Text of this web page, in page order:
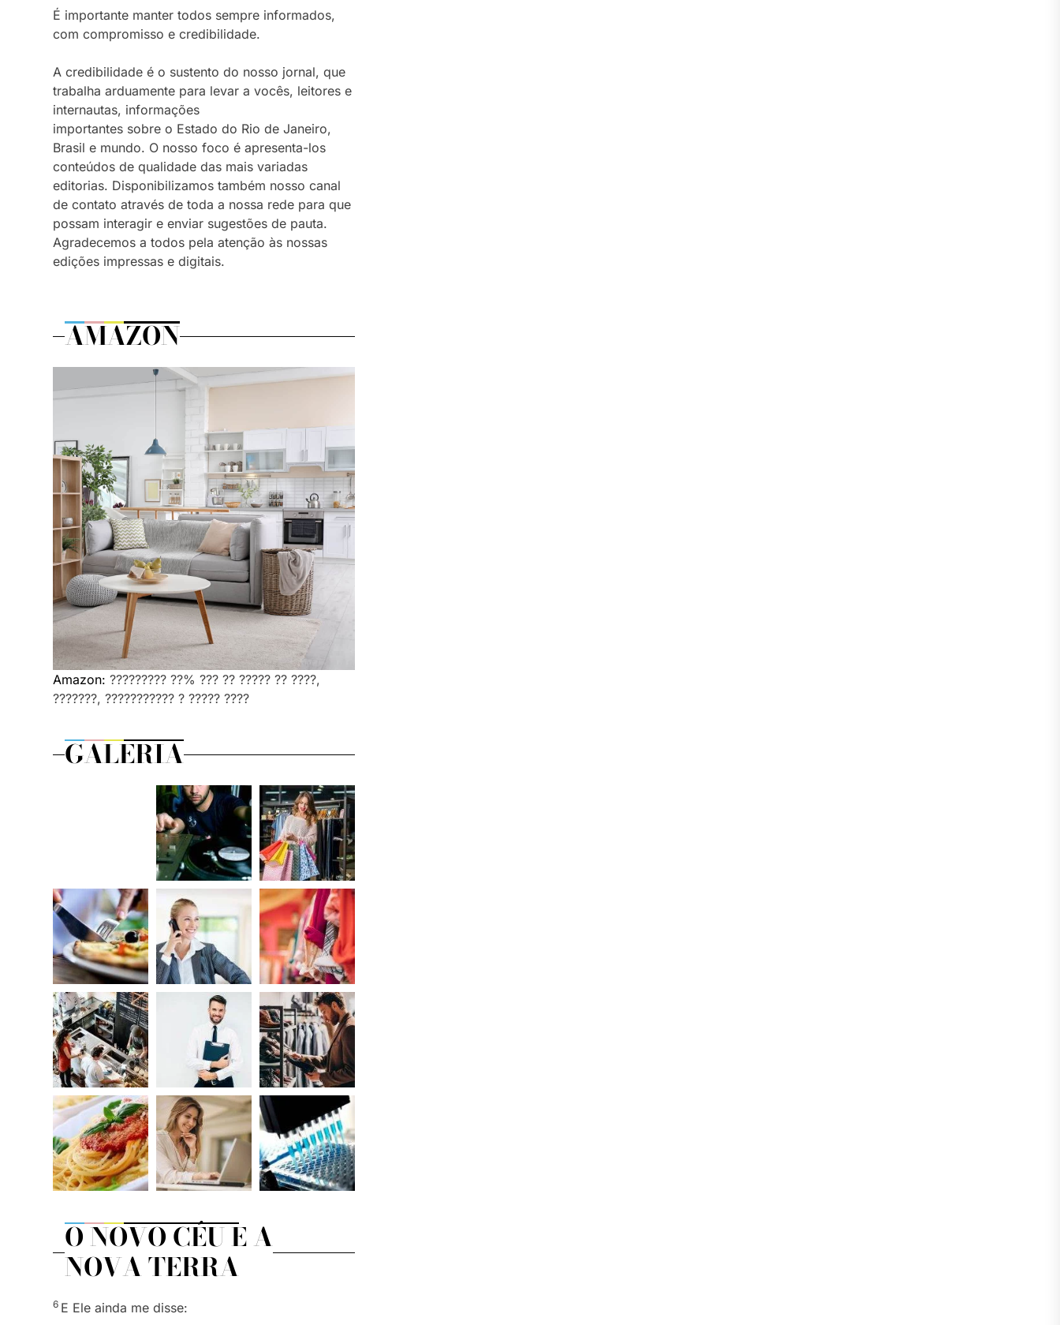
É importante manter todos sempre informados,
com compromisso e credibilidade.
A credibilidade é o sustento do nosso jornal, que
trabalha arduamente para levar a vocês, leitores e
internautas, informações
importantes sobre o Estado do Rio de Janeiro,
Brasil e mundo. O nosso foco é apresenta-los
conteúdos de qualidade das mais variadas
editorias. Disponibilizamos também nosso canal
de contato através de toda a nossa rede para que
possam interagir e enviar sugestões de pauta.
Agradecemos a todos pela atenção às nossas
edições impressas e digitais.
AMAZON
Amazon: ????????? ??% ??? ?? ????? ?? ????,
???????, ??????????? ? ????? ????
GALERIA
O NOVO CÉU E A
NOVA TERRA
6 E Ele ainda me disse: